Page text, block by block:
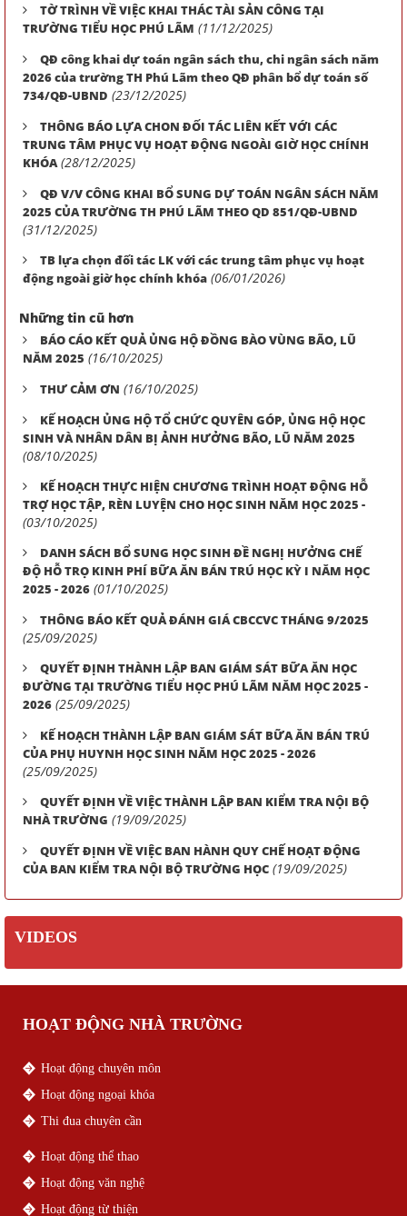
TỜ TRÌNH VỀ VIỆC KHAI THÁC TÀI SẢN CÔNG TẠI
TRƯỜNG TIỂU HỌC PHÚ LÃM (11/12/2025)
QĐ công khai dự toán ngân sách thu, chi ngân sách năm
2026 của trường TH Phú Lãm theo QĐ phân bổ dự toán số
734/QĐ-UBND (23/12/2025)
THÔNG BÁO LỰA CHON ĐỐI TÁC LIÊN KẾT VỚI CÁC
TRUNG TÂM PHỤC VỤ HOẠT ĐỘNG NGOÀI GIỜ HỌC CHÍNH
KHÓA (28/12/2025)
QĐ V/V CÔNG KHAI BỔ SUNG DỰ TOÁN NGÂN SÁCH NĂM
2025 CỦA TRƯỜNG TH PHÚ LÃM THEO QD 851/QĐ-UBND
(31/12/2025)
TB lựa chọn đối tác LK với các trung tâm phục vụ hoạt
động ngoài giờ học chính khóa (06/01/2026)
Những tin cũ hơn
BÁO CÁO KẾT QUẢ ỦNG HỘ ĐỒNG BÀO VÙNG BÃO, LŨ
NĂM 2025 (16/10/2025)
THƯ CẢM ƠN (16/10/2025)
KẾ HOẠCH ỦNG HỘ TỔ CHỨC QUYÊN GÓP, ỦNG HỘ HỌC
SINH VÀ NHÂN DÂN BỊ ẢNH HƯỞNG BÃO, LŨ NĂM 2025
(08/10/2025)
KẾ HOẠCH THỰC HIỆN CHƯƠNG TRÌNH HOẠT ĐỘNG HỖ
TRỢ HỌC TẬP, RÈN LUYỆN CHO HỌC SINH NĂM HỌC 2025 -
(03/10/2025)
DANH SÁCH BỔ SUNG HỌC SINH ĐỀ NGHỊ HƯỞNG CHẾ
ĐỘ HỖ TRỌ KINH PHÍ BỮA ĂN BÁN TRÚ HỌC KỲ I NĂM HỌC
2025 - 2026 (01/10/2025)
THÔNG BÁO KẾT QUẢ ĐÁNH GIÁ CBCCVC THÁNG 9/2025
(25/09/2025)
QUYẾT ĐỊNH THÀNH LẬP BAN GIÁM SÁT BỮA ĂN HỌC
ĐƯỜNG TẠI TRƯỜNG TIỂU HỌC PHÚ LÃM NĂM HỌC 2025 -
2026 (25/09/2025)
KẾ HOẠCH THÀNH LẬP BAN GIÁM SÁT BỮA ĂN BÁN TRÚ
CỦA PHỤ HUYNH HỌC SINH NĂM HỌC 2025 - 2026
(25/09/2025)
QUYẾT ĐỊNH VỀ VIỆC THÀNH LẬP BAN KIỂM TRA NỘI BỘ
NHÀ TRƯỜNG (19/09/2025)
QUYẾT ĐỊNH VỀ VIỆC BAN HÀNH QUY CHẾ HOẠT ĐỘNG
CỦA BAN KIỂM TRA NỘI BỘ TRƯỜNG HỌC (19/09/2025)
VIDEOS
HOẠT ĐỘNG NHÀ TRƯỜNG
Hoạt động chuyên môn
Hoạt động ngoại khóa
Thi đua chuyên cần
Hoạt động thể thao
Hoạt động văn nghệ
Hoạt động từ thiện